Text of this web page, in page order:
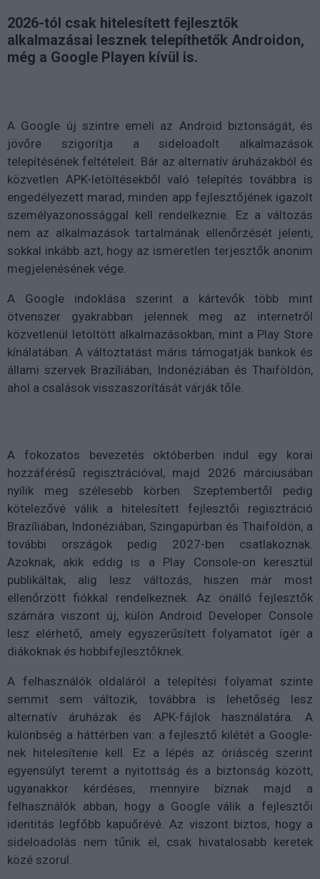
2026-tól csak hitelesített fejlesztők
alkalmazásai lesznek telepíthetők Androidon,
még a Google Playen kívül is.
A Google új szintre emeli az Android biztonságát, és
jövőre szigorítja a sideloadolt alkalmazások
telepítésének feltételeit. Bár az alternatív áruházakból és
közvetlen APK-letöltésekből való telepítés továbbra is
engedélyezett marad, minden app fejlesztőjének igazolt
személyazonossággal kell rendelkeznie. Ez a változás
nem az alkalmazások tartalmának ellenőrzését jelenti,
sokkal inkább azt, hogy az ismeretlen terjesztők anonim
megjelenésének vége.
A Google indoklása szerint a kártevők több mint
ötvenszer gyakrabban jelennek meg az internetről
közvetlenül letöltött alkalmazásokban, mint a Play Store
kínálatában. A változtatást máris támogatják bankok és
állami szervek Brazíliában, Indonéziában és Thaiföldön,
ahol a csalások visszaszorítását várják tőle.
A fokozatos bevezetés októberben indul egy korai
hozzáférésű regisztrációval, majd 2026 márciusában
nyílik meg szélesebb körben. Szeptembertől pedig
kötelezővé válik a hitelesített fejlesztői regisztráció
Brazíliában, Indonéziában, Szingapúrban és Thaiföldön, a
további országok pedig 2027-ben csatlakoznak.
Azoknak, akik eddig is a Play Console-on keresztül
publikáltak, alig lesz változás, hiszen már most
ellenőrzött fiókkal rendelkeznek. Az önálló fejlesztők
számára viszont új, külön Android Developer Console
lesz elérhető, amely egyszerűsített folyamatot ígér a
diákoknak és hobbifejlesztőknek.
A felhasználók oldaláról a telepítési folyamat szinte
semmit sem változik, továbbra is lehetőség lesz
alternatív áruházak és APK-fájlok használatára. A
különbség a háttérben van: a fejlesztő kilétét a Google-
nek hitelesítenie kell. Ez a lépés az óriáscég szerint
egyensúlyt teremt a nyitottság és a biztonság között,
ugyanakkor kérdéses, mennyire bíznak majd a
felhasználók abban, hogy a Google válik a fejlesztői
identitás legfőbb kapuőrévé. Az viszont biztos, hogy a
sideloadolás nem tűnik el, csak hivatalosabb keretek
közé szorul.